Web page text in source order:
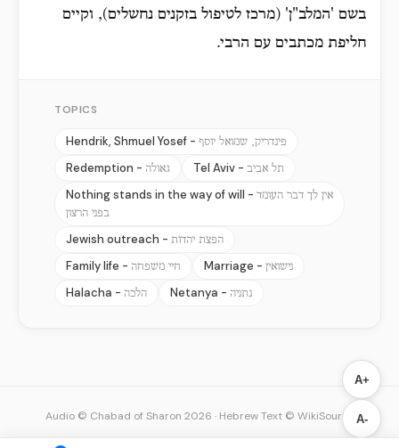
בשם 'המלב"ן' (מרכז לטיפול בזקנים נחשלים), וקיים
חליפת מכתבים עם הרבי.
TOPICS
Hendrik, Shmuel Yosef - פינדריק, שמואל יוסף
Redemption - גאולה Tel Aviv - תל אביב
Nothing stands in the way of will - אין לך דבר העומד
בפני הרצון
Jewish outreach - הפצת יהדות
Family life - חיי משפחה Marriage - נישואין
Halacha - הלכה Netanya - נתניה
A+
A-
Audio © Chabad of Sharon 2026 · Hebrew Text © WikiSource